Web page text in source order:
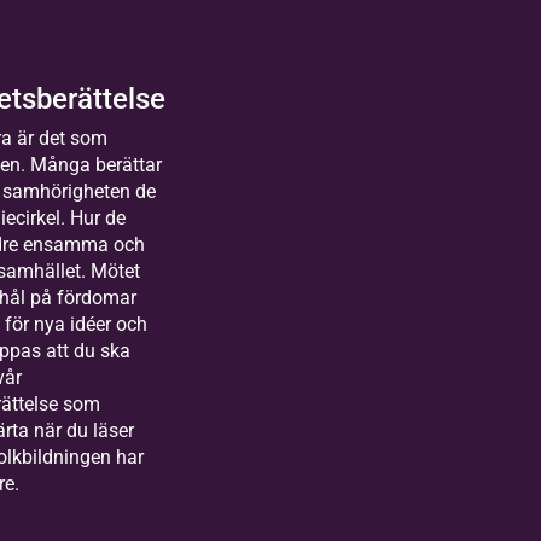
Kommande
14 tillfällen
till Bilda
långt
heart
är det som
Många berättar
de
Hur de
ensamma och
Mötet
på fördomar
nya idéer och
att du ska
som
när du läser
har